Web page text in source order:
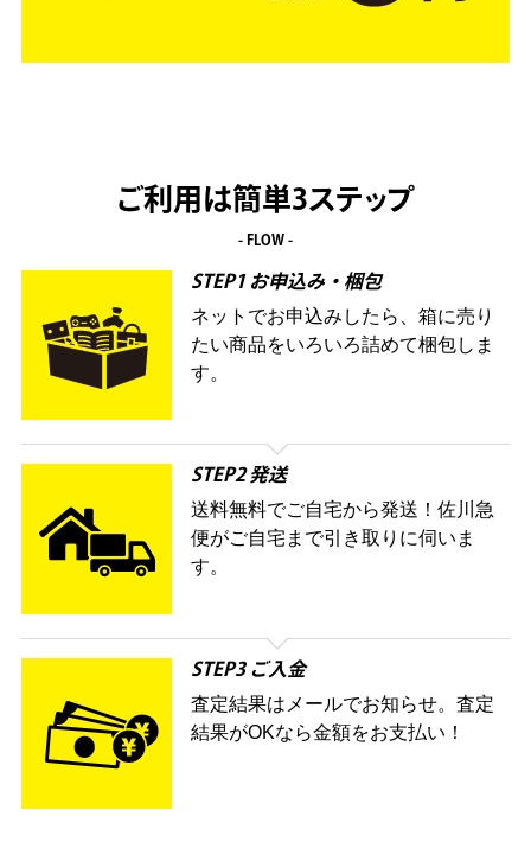
ご利用は簡単3ステップ
- FLOW -
STEP1 お申込み・梱包
ネットでお申込みしたら、箱に売り
たい商品をいろいろ詰めて梱包しま
す。
STEP2 発送
送料無料でご自宅から発送！佐川急
便がご自宅まで引き取りに伺いま
す。
STEP3 ご入金
査定結果はメールでお知らせ。査定
結果がOKなら金額をお支払い！